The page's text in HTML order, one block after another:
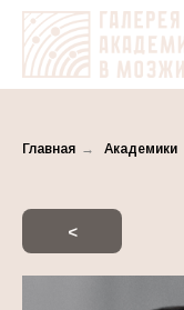
Главная → Академики
<